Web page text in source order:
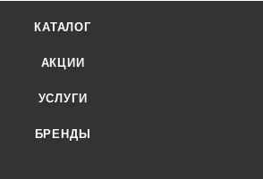
КАТАЛОГ
АКЦИИ
УСЛУГИ
БРЕНДЫ